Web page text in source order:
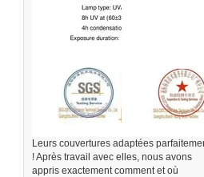
Leurs couvertures adaptées
! Après travail avec elles, nous avons
appris exactement comment et où